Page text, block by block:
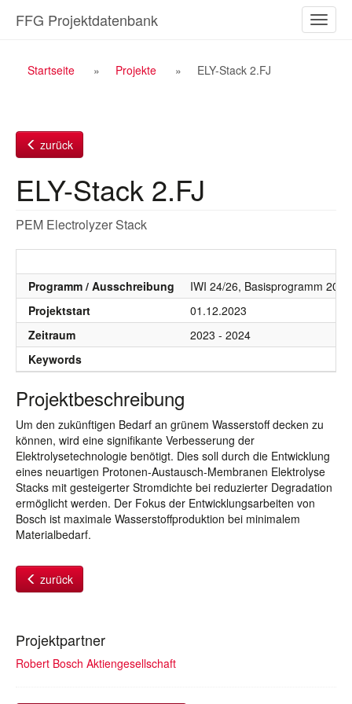
Inhalt
ein-/
FFG Projektdatenbank
Breadcrumb
Startseite Projekte ELY-Stack 2.FJ
zurück
ELY-Stack 2.FJ
PEM Electrolyzer Stack
Programm / Ausschreibung
IWI 24/26, Basisprogramm
Projektstart
01.12.2023
Zeitraum
2023 - 2024
Keywords
Projektbeschreibung
Um den zukünftigen Bedarf an grünem Wasserstoff decken zu
können, wird eine signifikante Verbesserung der
Elektrolysetechnologie benötigt. Dies soll durch die Entwicklung
eines neuartigen Protonen-Austausch-Membranen Elektrolyse
Stacks mit gesteigerter Stromdichte bei reduzierter Degradation
ermöglicht werden. Der Fokus der Entwicklungsarbeiten von
Bosch ist maximale Wasserstoffproduktion bei minimalem
Materialbedarf.
zurück
Projektpartner
Robert Bosch Aktiengesellschaft